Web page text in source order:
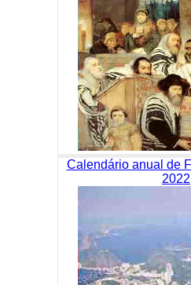
Calendário anual de
2022